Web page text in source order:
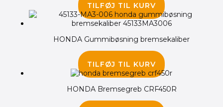
TILFØJ TIL KURV
HONDA Gummibøsning bremsekaliber
TILFØJ TIL KURV
HONDA Bremsegreb CRF450R